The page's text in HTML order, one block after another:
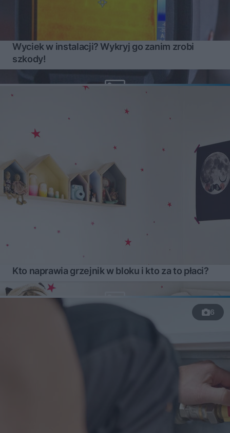
Wyciek w instalacji? Wykryj go zanim zrobi
szkody!
Kto naprawia grzejnik w bloku i kto za to płaci?
6